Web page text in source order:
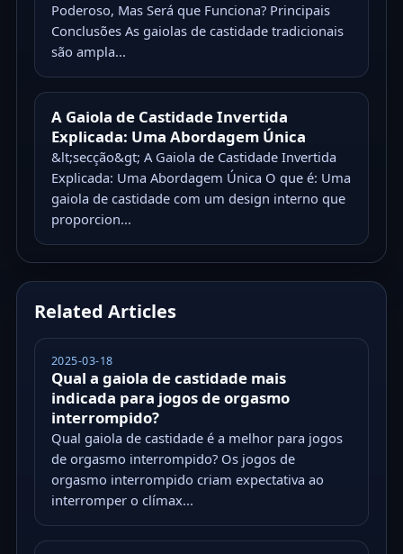
Poderoso, Mas Será que Funciona? Principais
Conclusões As gaiolas de castidade tradicionais
são ampla...
A Gaiola de Castidade Invertida
Explicada: Uma Abordagem Única
&lt;secção&gt; A Gaiola de Castidade Invertida
Explicada: Uma Abordagem Única O que é: Uma
gaiola de castidade com um design interno que
proporcion...
Related Articles
2025-03-18
Qual a gaiola de castidade mais
indicada para jogos de orgasmo
interrompido?
Qual gaiola de castidade é a melhor para jogos
de orgasmo interrompido? Os jogos de
orgasmo interrompido criam expectativa ao
interromper o clímax...